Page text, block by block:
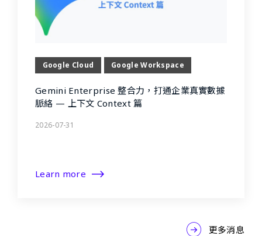
Google Cloud Google Workspace
Gemini Enterprise 整合力，打通企業真實數據
脈絡 — 上下文 Context 篇
2026-07-31
Learn more
更多消息